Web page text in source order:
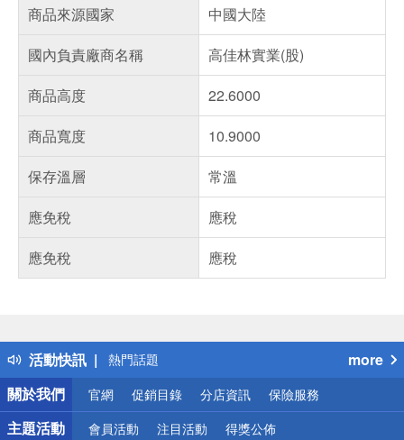
商品來源國家
中國大陸
國內負責廠商名稱
高佳林實業(股)
商品高度
22.6000
商品寬度
10.9000
保存溫層
常溫
應免稅
應稅
應免稅
應稅
活動快訊
得獎公告
熱門話題
銀行優惠
偏遠地區配送
詐騙網頁！請小心！
more
關於我們
官網 促銷目錄 分店資訊 保險服務
主題活動 會員活動 注目活動 得獎公佈